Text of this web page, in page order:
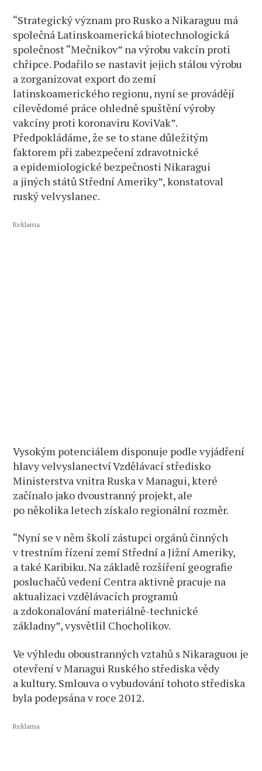
“Strategický význam pro Rusko a Nikaraguu má
společná Latinskoamerická biotechnologická
společnost “Mečnikov” na výrobu vakcín proti
chřipce. Podařilo se nastavit jejich stálou výrobu
a zorganizovat export do zemí
latinskoamerického regionu, nyní se provádějí
cílevědomé práce ohledně spuštění výroby
vakcíny proti koronaviru KoviVak”.
Předpokládáme, že se to stane důležitým
faktorem při zabezpečení zdravotnické
a epidemiologické bezpečnosti Nikaragui
a jiných států Střední Ameriky”, konstatoval
ruský velvyslanec.
Reklama
Vysokým potenciálem disponuje podle vyjádření
hlavy velvyslanectví Vzdělávací středisko
Ministerstva vnitra Ruska v Managui, které
začínalo jako dvoustranný projekt, ale
po několika letech získalo regionální rozměr.
“Nyní se v něm školí zástupci orgánů činných
v trestním řízení zemí Střední a Jižní Ameriky,
a také Karibiku. Na základě rozšíření geografie
posluchačů vedení Centra aktivně pracuje na
aktualizaci vzdělávacích programů
a zdokonalování materiálně-technické
základny”, vysvětlil Chocholikov.
Ve výhledu oboustranných vztahů s Nikaraguou je
otevření v Managui Ruského střediska vědy
a kultury. Smlouva o vybudování tohoto střediska
byla podepsána v roce 2012.
Reklama